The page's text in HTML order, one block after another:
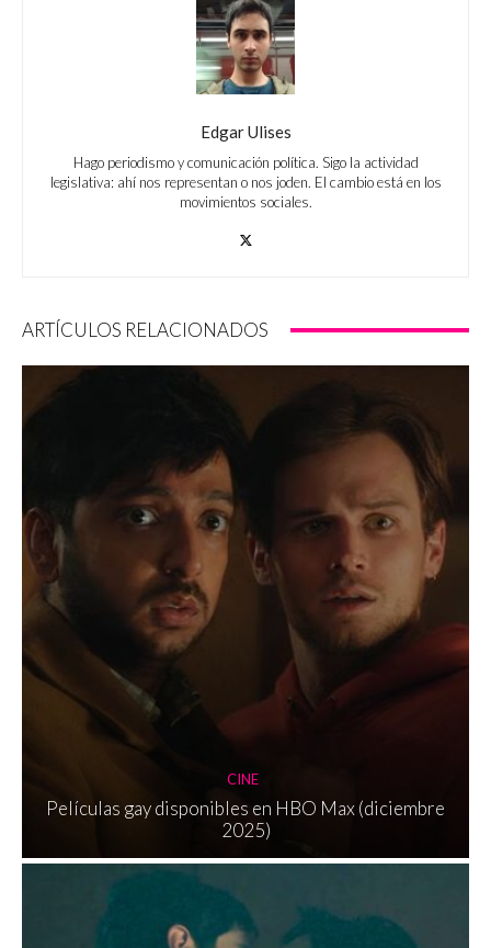
Edgar Ulises
Hago periodismo y comunicación política. Sigo la actividad
legislativa: ahí nos representan o nos joden. El cambio está en los
movimientos sociales.
ARTÍCULOS RELACIONADOS
CINE
Películas gay disponibles en HBO Max (diciembre
2025)